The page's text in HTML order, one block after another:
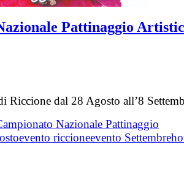
Pattinaggio
Riccione dal 28 Agosto all’8
Nazionale Pattinaggio
evento riccioneevento Settembre